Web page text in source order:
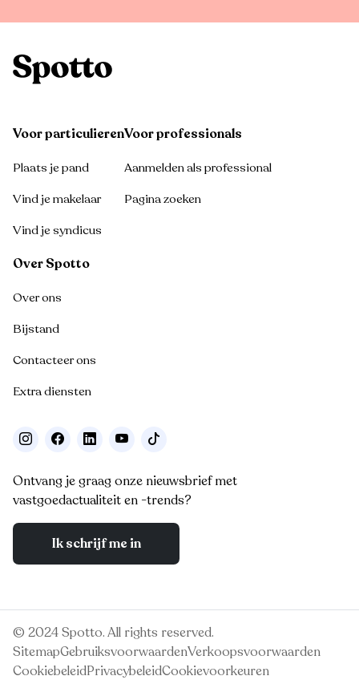
Voor particulieren
Plaats je pand
Vind je makelaar
Vind je syndicus
Voor professionals
Aanmelden als professional
Pagina zoeken
Over Spotto
Over ons
Bijstand
Contacteer ons
Extra diensten
Ontvang je graag onze nieuwsbrief met
vastgoedactualiteit en -trends?
Ik schrijf me in
© 2024 Spotto. All rights reserved.
SitemapGebruiksvoorwaardenVerkoopsvoorwaarden
CookiebeleidPrivacybeleidCookievoorkeuren